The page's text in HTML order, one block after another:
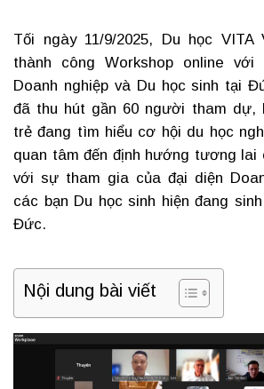
Tối ngày 11/9/2025, Du học
thành công Workshop online với
Doanh nghiệp và Du học sinh tại
đã thu hút gần 60 người tham dự,
trẻ đang tìm hiểu cơ hội du học
quan tâm đến định hướng tương lai
với sự tham gia của đại diện
các bạn Du học sinh hiện đang
Đức.
Nội dung bài viết